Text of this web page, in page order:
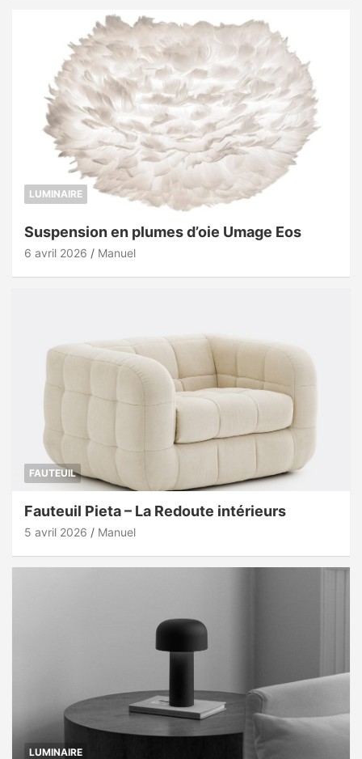
LUMINAIRE
Suspension en plumes d’oie Umage Eos
6 avril 2026 Manuel
FAUTEUIL
Fauteuil Pieta – La Redoute intérieurs
5 avril 2026 Manuel
LUMINAIRE